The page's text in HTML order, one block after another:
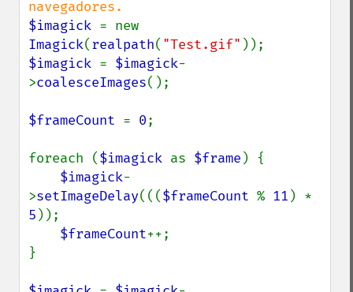
$imagick
Imagick(realpath( "Test.gif"
$imagick = $imagick-
>coalesceImages();
$frameCount = 0;
foreach ($imagick as $frame ) {
$imagick-
>setImageDelay((($frameCount % 11
5 ));
$frameCount++;
}
getFilename
getFont
getFormat
getGravity
getHomeURL
getImageAlphaChannel
getImageBackgroundColor
getImageBlob
getImageBluePrimary
getImageBorderColor
getImageChannelDepth
getImageChannelDistortion